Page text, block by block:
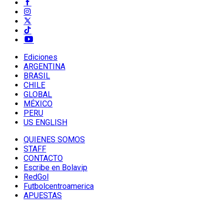
Ediciones
ARGENTINA
BRASIL
CHILE
GLOBAL
MÉXICO
PERU
US ENGLISH
QUIENES SOMOS
STAFF
CONTACTO
Escribe en Bolavip
RedGol
Futbolcentroamerica
APUESTAS